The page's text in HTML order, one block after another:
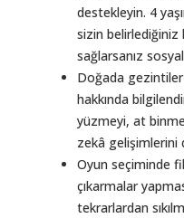
destekleyin. 4
sizin belirlediğiniz
sağlarsanız
Doğada
hakkında
yüzmeyi, at
zekâ gelişimlerini
Oyun seçiminde
çıkarmalar
tekrarlardan